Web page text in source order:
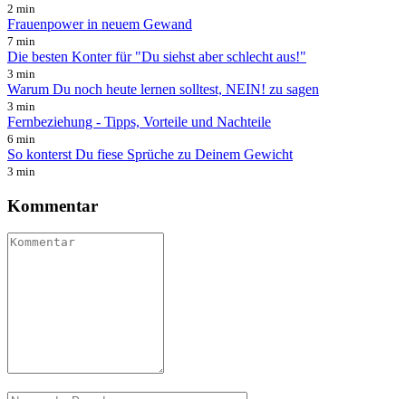
2 min
Frauenpower in neuem Gewand
7 min
Die besten Konter für "Du siehst aber schlecht aus!"
3 min
Warum Du noch heute lernen solltest, NEIN! zu sagen
3 min
Fernbeziehung - Tipps, Vorteile und Nachteile
6 min
So konterst Du fiese Sprüche zu Deinem Gewicht
3 min
Kommentar